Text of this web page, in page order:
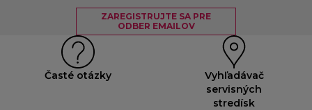
ZAREGISTRUJTE SA PRE
ODBER EMAILOV
Časté otázky
Vyhľadávač
servisných
stredísk